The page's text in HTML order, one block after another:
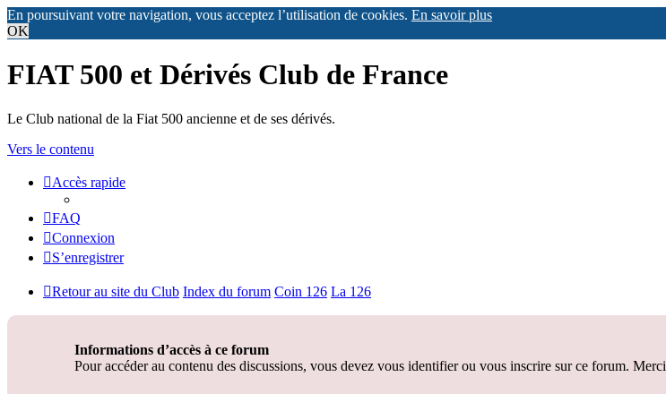
En poursuivant votre navigation, vous acceptez l’utilisation de cookies. En savoir plus
OK
FIAT 500 et Dérivés Club de France
Le Club national de la Fiat 500 ancienne et de ses dérivés.
Vers le contenu
Accès rapide
FAQ
Connexion
S’enregistrer
Retour au site du Club Index du forum Coin 126 La 126
Informations d’accès à ce forum
Pour accéder au contenu des discussions, vous devez vous identifier ou vous inscrire sur ce forum. Merci